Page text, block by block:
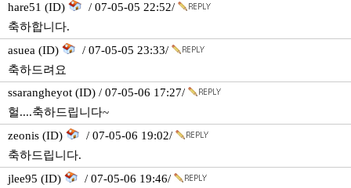
hare51 (ID)
/ 07-05-05 22:52/
축하합니다.
asuea (ID)
/ 07-05-05 23:33/
축하드려요
ssarangheyot (ID) / 07-05-06 17:27/
헐....축하드립니다~
zeonis (ID)
/ 07-05-06 19:02/
축하드립니다.
jlee95 (ID)
/ 07-05-06 19:46/